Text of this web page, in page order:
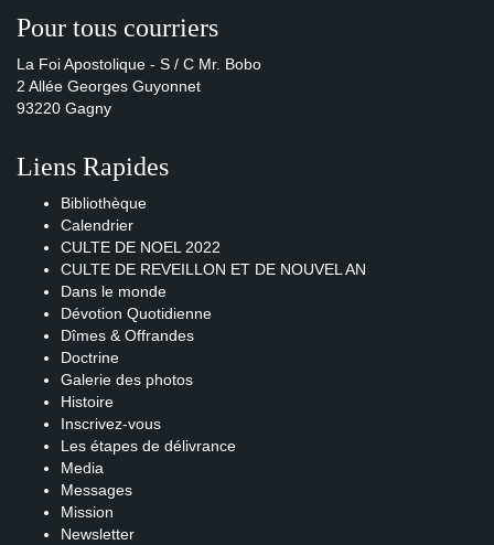
Pour tous courriers
La Foi Apostolique - S / C Mr. Bobo
2 Allée Georges Guyonnet
93220 Gagny
Liens Rapides
Bibliothèque
Calendrier
CULTE DE NOEL 2022
CULTE DE REVEILLON ET DE NOUVEL AN
Dans le monde
Dévotion Quotidienne
Dîmes & Offrandes
Doctrine
Galerie des photos
Histoire
Inscrivez-vous
Les étapes de délivrance
Media
Messages
Mission
Newsletter